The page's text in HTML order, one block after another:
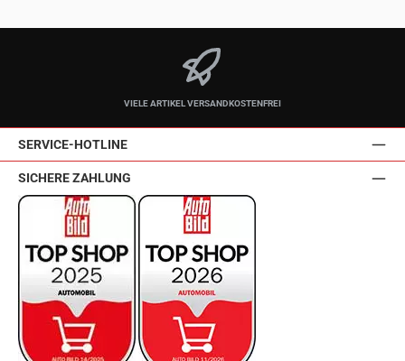
VIELE ARTIKEL VERSANDKOSTENFREI
SERVICE-HOTLINE
SICHERE ZAHLUNG